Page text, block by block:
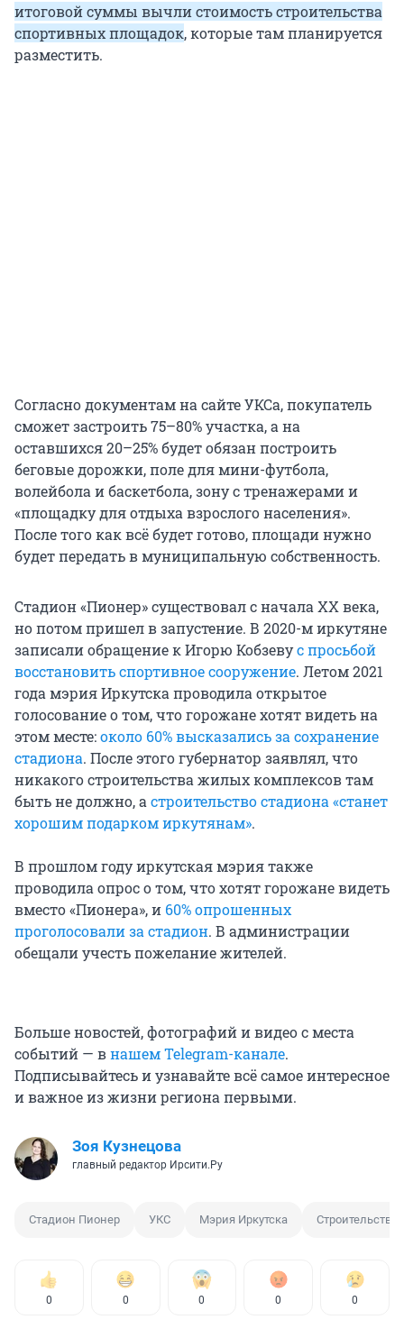
итоговой суммы вычли стоимость строительства
спортивных площадок, которые там планируется
разместить.
Согласно документам на сайте УКСа, покупатель
сможет застроить 75–80% участка, а на
оставшихся 20–25% будет обязан построить
беговые дорожки, поле для мини-футбола,
волейбола и баскетбола, зону с тренажерами и
«площадку для отдыха взрослого населения».
После того как всё будет готово, площади нужно
будет передать в муниципальную собственность.
Стадион «Пионер» существовал с начала XX века,
но потом пришел в запустение. В 2020-м иркутяне
записали обращение к Игорю Кобзевус просьбой
восстановить спортивное сооружение. Летом 2021
года мэрия Иркутска проводила открытое
голосование о том, что горожане хотят видеть на
этом месте:около 60% высказались за сохранение
стадиона. После этого губернатор заявлял, что
никакого строительства жилых комплексов там
быть не должно, а строительство стадиона «станет
хорошим подарком иркутянам».
В прошлом году иркутская мэрия также
проводила опрос о том, что хотят горожане видеть
вместо «Пионера», и 60% опрошенных
проголосовали за стадион. В администрации
обещали учесть пожелание жителей.
Больше новостей, фотографий и видео с места
событий — внашем Telegram-канале.
Подписывайтесь и узнавайте всё самое интересное
и важное из жизни региона первыми.
Зоя Кузнецова
главный редактор Ирсити.Ру
Стадион Пионер УКС Мэрия Иркутска Строительство
0 0 0 0 0